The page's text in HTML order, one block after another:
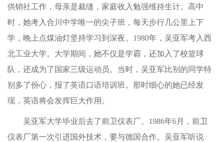
供销社工作，母亲是裁缝，家庭收入勉强维持生计。高中
时，她考入合川中学唯一的尖子班，每天步行几公里上下
学，晚上点煤油灯坚持学习到深夜。1980年，吴亚军考入西
北工业大学。大学期间，她不仅是学霸，还加入了校篮球
队，还成为了国家三级运动员。当时，吴亚军比别的同学特
别多了份心，报了英语口语培训班。那时细心的她已经发
现，英语将会发挥巨大作用。
吴亚军大学毕业后去了前卫仪表厂。1986年6月，前卫
仪表厂第一次引进国外技术，要与德国合作。吴亚军听说